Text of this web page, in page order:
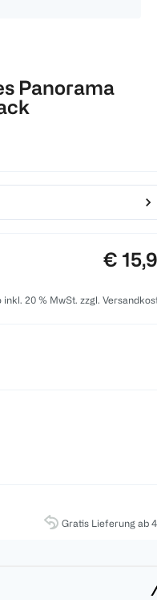
Panorama
Preis:
€
inkl. 20 % MwSt. zzgl.
Gratis Lieferung ab